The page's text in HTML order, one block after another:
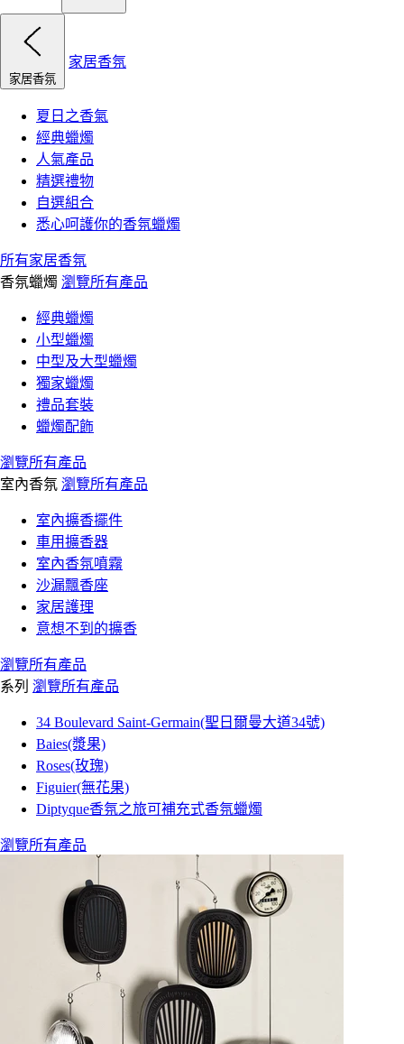
家居香氛
家居香氛
夏日之香氣
經典蠟燭
人氣產品
精選禮物
自選組合
悉心呵護你的香氛蠟燭
所有家居香氛
香氛蠟燭 瀏覽所有產品
經典蠟燭
小型蠟燭
中型及大型蠟燭
獨家蠟燭
禮品套裝
蠟燭配飾
瀏覽所有產品
室內香氛 瀏覽所有產品
室內擴香擺件
車用擴香器
室內香氛噴霧
沙漏飄香座
家居護理
意想不到的擴香
瀏覽所有產品
系列 瀏覽所有產品
34 Boulevard Saint-Germain(聖日爾曼大道34號)
Baies(漿果)
Roses(玫瑰)
Figuier(無花果)
Diptyque香氛之旅可補充式香氛蠟燭
瀏覽所有產品